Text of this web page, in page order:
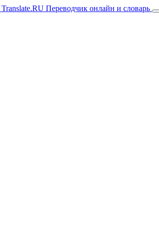
Translate.RU Переводчик онлайн и словарь